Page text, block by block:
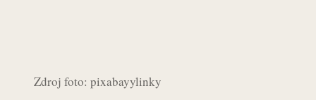
Zdroj foto: pixabayylinky